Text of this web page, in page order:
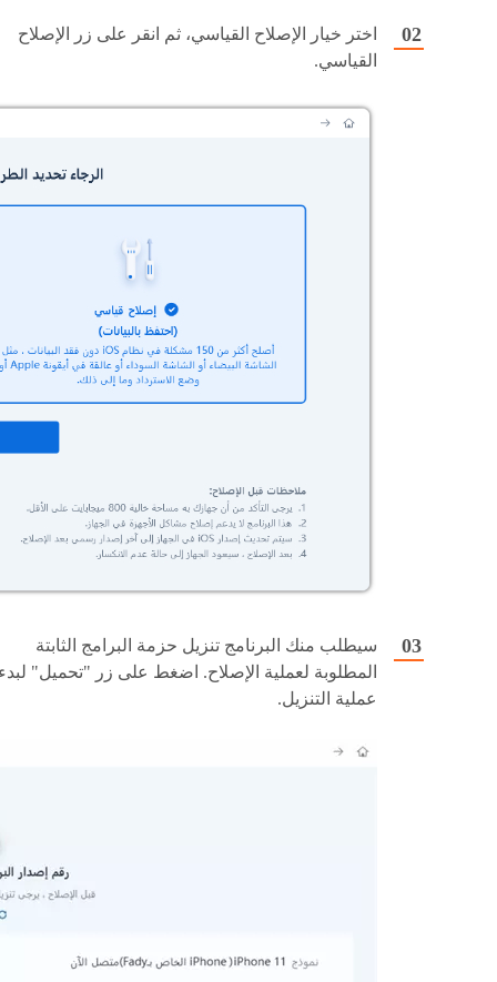
اختر خيار الإصلاح القياسي، ثم انقر على زر الإصلاح
القياسي.
سيطلب منك البرنامج تنزيل حزمة البرامج الثابتة
المطلوبة لعملية الإصلاح. اضغط على زر "تحميل"
عملية التنزيل.